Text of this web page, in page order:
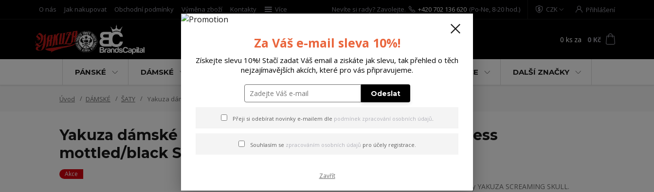
O nás Jak nakupovat Obchodní podmínky Výměna zboží Kontakty Více CZK Přihlášení
Nevíte si rady? Zavolejte. +420 702 136 620 (Po-Ne, 8-20 hod.)
0 ks za 0 Kč
PÁNSKÉ DÁMSKÉ DOPLŇKY DÁRKOVÉ POUKAZY % AKCE DALŠÍ ZNAČKY
Úvod DÁMSKÉ ŠATY Yakuza dámské šaty Screaming Skull Casual T-Shirt Dress mottled/black S
Yakuza dámské šaty Screaming Skull Casual T-Shirt Dress
mottled/black S
Akce
Dámské šaty YAKUZA SCREAMING SKULL.
Za Váš e-mail sleva 10%!
Získejte slevu 10%! Stačí zadat Váš email a ziskáte jak slevu, tak přehled o těch
nejzajímavějších akcích, které pro vás připravujeme.
Odeslat
Přeji si odebírat novinky e-mailem dle podmínek zpracování osobních údajů.
Souhlasím se zpracováním osobních údajů pro účely registrace.
Zavřít